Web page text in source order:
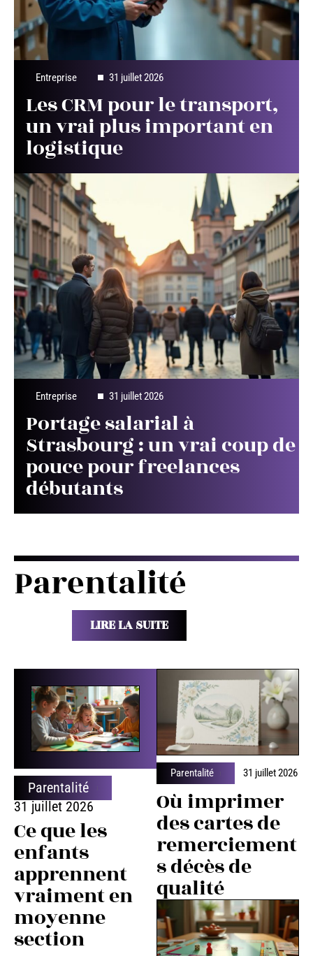
Entreprise 31 juillet 2026
Les CRM pour le transport,
un vrai plus important en
logistique
Entreprise 31 juillet 2026
Portage salarial à
Strasbourg : un vrai coup de
pouce pour freelances
débutants
Parentalité
LIRE LA SUITE
Parentalité
31 juillet 2026
Ce que les
enfants
apprennent
vraiment en
moyenne
section
Parentalité 31 juillet 2026
Où imprimer
des cartes de
remerciement
s décès de
qualité